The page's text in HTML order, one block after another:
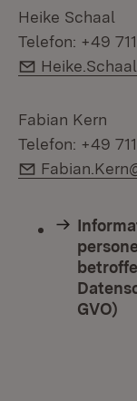
Heike Schaal
Telefon: +49
E-Mail:
Fabian Kern
Telefon: +49
E-Mail:
GVO)